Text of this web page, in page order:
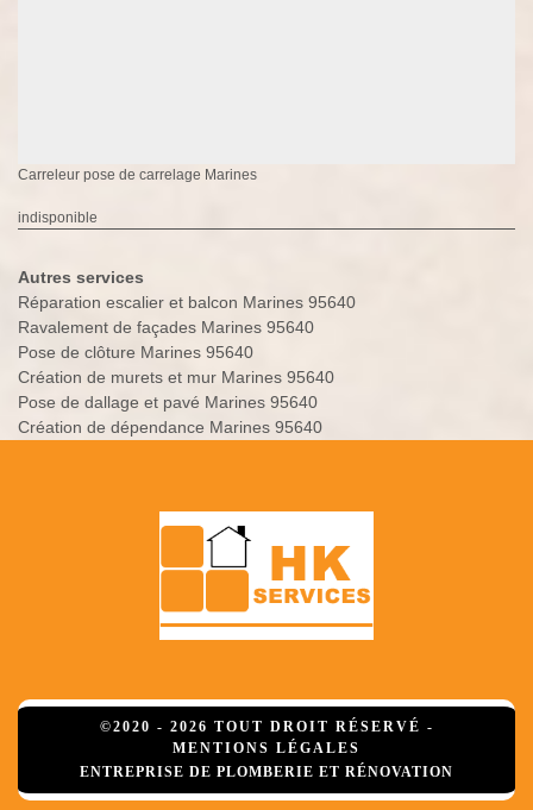
Carreleur pose de carrelage Marines
indisponible
Autres services
Réparation escalier et balcon Marines 95640
Ravalement de façades Marines 95640
Pose de clôture Marines 95640
Création de murets et mur Marines 95640
Pose de dallage et pavé Marines 95640
Création de dépendance Marines 95640
©2020 - 2026 TOUT DROIT RÉSERVÉ -
MENTIONS LÉGALES
ENTREPRISE DE PLOMBERIE ET RÉNOVATION